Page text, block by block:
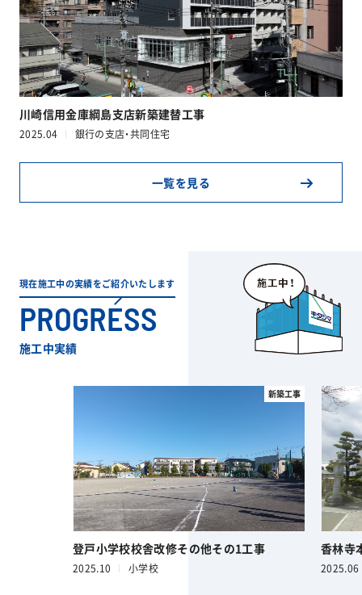
川崎信用金庫綱島支店新築建替工事
2025.04 銀行の支店・共同住宅
一覧を見る
現在施工中の実績をご紹介いたします
PROGRESS
施工中実績
新築工事
登戸小学校校舎改修その他その1工事
2025.10 小学校
香林寺
2025.06